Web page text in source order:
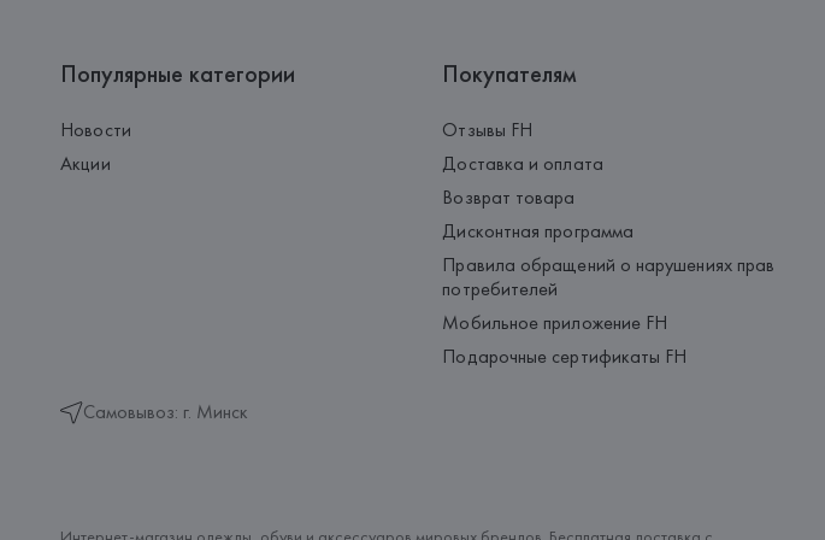
Популярные категории
Новости
Акции
Самовывоз: г. Минск
Покупателям
Отзывы FH
Доставка и оплата
Возврат товара
Дисконтная программа
Правила обращений о нарушениях прав
потребителей
Мобильное приложение FH
Подарочные сертификаты FH